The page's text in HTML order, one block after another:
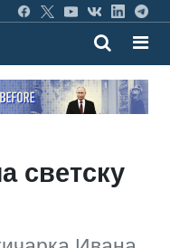
светску